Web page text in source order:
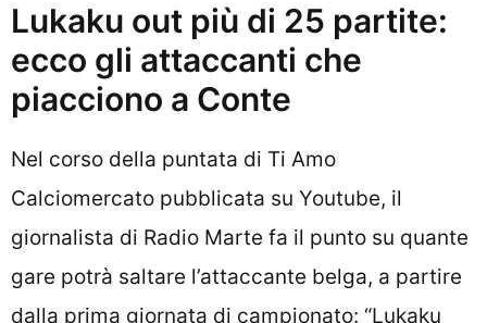
Lukaku out più di 25 partite:
ecco gli attaccanti che
piacciono a Conte
Nel corso della puntata di Ti Amo
Calciomercato pubblicata su Youtube, il
giornalista di Radio Marte fa il punto su quante
gare potrà saltare l’attaccante belga, a partire
dalla prima giornata di campionato: “Lukaku